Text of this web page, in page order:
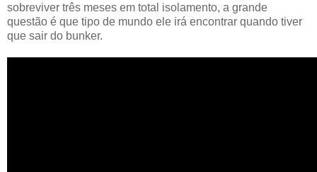
sobreviver três meses em total isolamento, a grande
questão é que tipo de mundo ele irá encontrar quando tiver
que sair do bunker.